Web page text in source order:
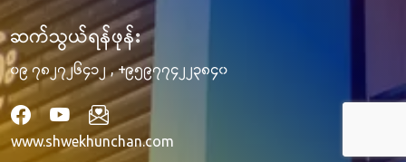
ဆက်သွယ်ရန်ဖုန်း
၀၉ ၇၈၂၇၂၆၄၁၂ ,+၉၅၉၇၇၄၂၂၃၈၄၀
www.shwekhunchan.com